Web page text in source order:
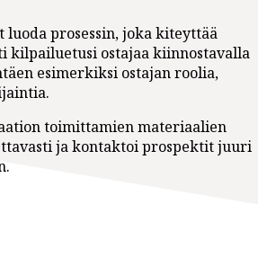
luoda prosessin, joka kiteyttää
kilpailuetusi ostajaa kiinnostavalla
esimerkiksi ostajan roolia,
toimittamien materiaalien
ja kontaktoi prospektit juuri